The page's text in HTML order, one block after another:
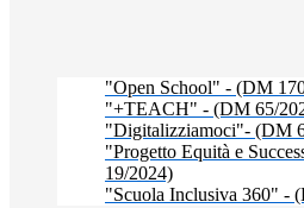
"Open School" - (DM
"+TEACH" - (DM 65/
"Digitalizziamoci"- (DM
"Progetto Equità e
19/2024)
"Scuola Inclusiva 360" -